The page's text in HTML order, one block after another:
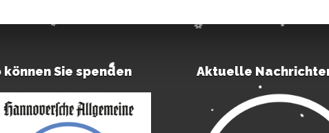
können Sie spenden Aktuelle